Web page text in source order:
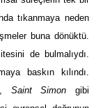
tıkanmaya neden
buna dönüktü.
de bulmalıydı.
baskın kılındı.
Saint Simon gibi